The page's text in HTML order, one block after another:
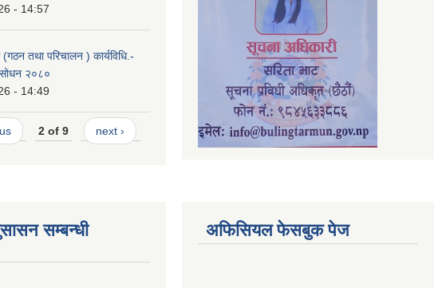
- 14:57
तथा परिचालन ) कार्यविधि.-
२०८०
- 14:49
2 of 9 next ›
सम्बन्धी
अफिसियल फेसबुक पेज